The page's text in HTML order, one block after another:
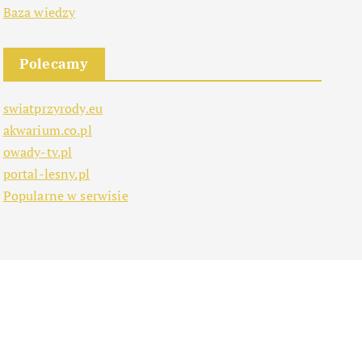
Baza wiedzy
Polecamy
swiatprzyrody.eu
akwarium.co.pl
owady-tv.pl
portal-lesny.pl
Popularne w serwisie